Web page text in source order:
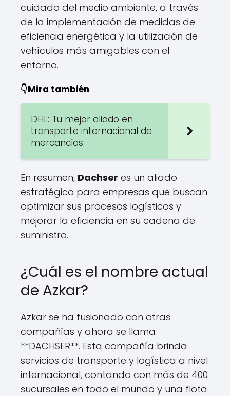
cuidado del medio ambiente, a través
de la implementación de medidas de
eficiencia energética y la utilización de
vehículos más amigables con el
entorno.
👇Mira también
DHL: Tu mejor aliado en
transporte internacional de
mercancías
En resumen, Dachser es un aliado
estratégico para empresas que buscan
optimizar sus procesos logísticos y
mejorar la eficiencia en su cadena de
suministro.
¿Cuál es el nombre actual
de Azkar?
Azkar se ha fusionado con otras
compañías y ahora se llama
**DACHSER**. Esta compañía brinda
servicios de transporte y logística a nivel
internacional, contando con más de 400
sucursales en todo el mundo y una flota